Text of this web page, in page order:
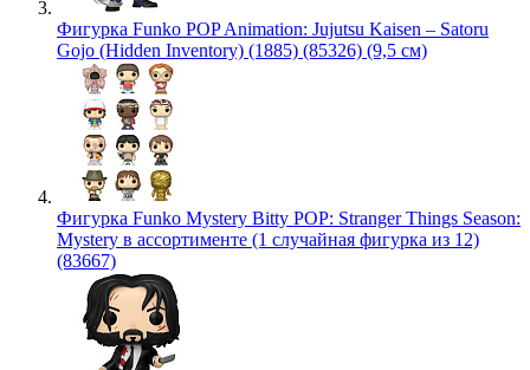
Фигурка Funko POP Animation: Jujutsu Kaisen – Satoru
Gojo (Hidden Inventory) (1885) (85326) (9,5 см)
Фигурка Funko Mystery Bitty POP: Stranger Things Season:
Mystery в ассортименте (1 случайная фигурка из 12)
(83667)